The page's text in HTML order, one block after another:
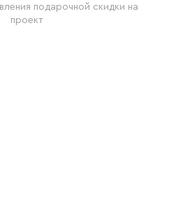
подарочной скидки на
проект